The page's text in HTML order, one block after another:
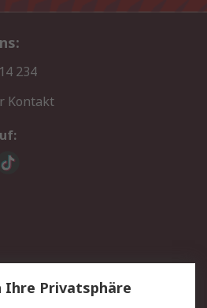
234
Kontakt
Lieferlösungen
Privatsphäre